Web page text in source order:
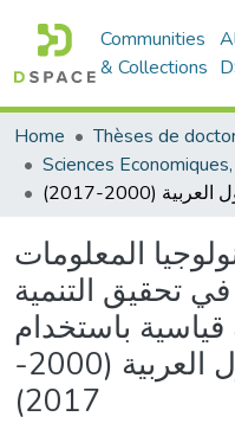
Communities
& Collections
Home Thèses de
المعلومات
تحقيق التنمية
باستخدام
بيانات ل عينة من الدول العربية (2000-
2017)